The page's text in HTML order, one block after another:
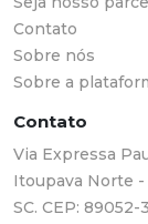
Contato
Sobre nós
Sobre a
Contato
Via Expressa
Itoupava Norte
SC. CEP: 89052-